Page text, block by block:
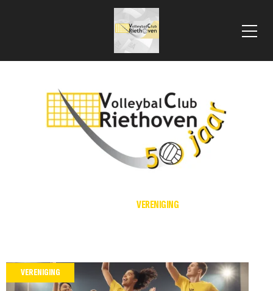
VERENIGING
VERENIGING
2025